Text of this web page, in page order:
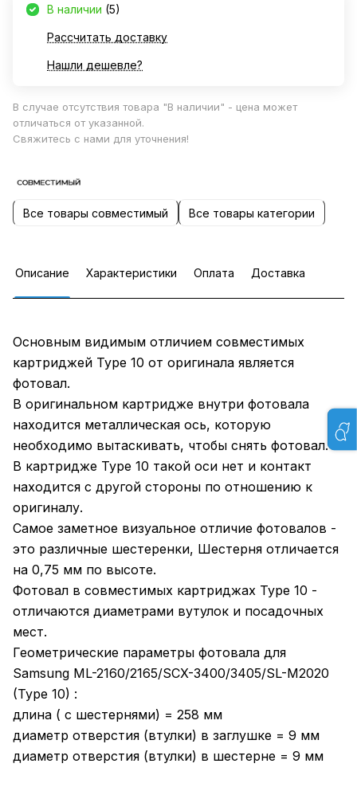
В наличии (5)
Рассчитать доставку
Нашли дешевле?
В случае отсутствия товара "В наличии" - цена может
отличаться от указанной.
Свяжитесь с нами для уточнения!
Все товары совместимый Все товары категории
Описание Характеристики Оплата Доставка
Основным видимым отличием совместимых
картриджей Type 10 от оригинала является
фотовал.
В оригинальном картридже внутри фотовала
находится металлическая ось, которую
необходимо вытаскивать, чтобы снять фотовал.
В картридже Type 10 такой оси нет и контакт
находится с другой стороны по отношению к
оригиналу.
Самое заметное визуальное отличие фотовалов -
это различные шестеренки, Шестерня отличается
на 0,75 мм по высоте.
Фотовал в совместимых картриджах Type 10 -
отличаются диаметрами вутулок и посадочных
мест.
Геометрические параметры фотовала для
Samsung ML-2160/2165/SCX-3400/3405/SL-M2020
(Type 10) :
длина ( с шестернями) = 258 мм
диаметр отверстия (втулки) в заглушке = 9 мм
диаметр отверстия (втулки) в шестерне = 9 мм